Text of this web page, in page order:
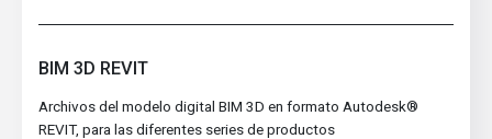
BIM 3D REVIT
Archivos del modelo digital BIM 3D en formato Autodesk®
REVIT, para las diferentes series de productos